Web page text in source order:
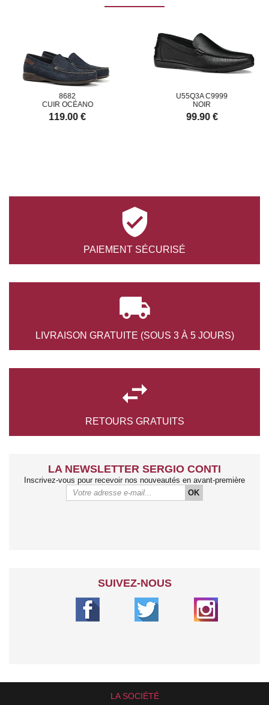
8682
CUIR OCÉANO
119.00 €
U55Q3A C9999
NOIR
99.90 €

PAIEMENT SÉCURISÉ

LIVRAISON GRATUITE (SOUS 3 À 5 JOURS)

RETOURS GRATUITS
LA NEWSLETTER SERGIO CONTI
Inscrivez-vous pour recevoir nos nouveautés en avant-première
OK
SUIVEZ-NOUS
LA SOCIÉTÉ